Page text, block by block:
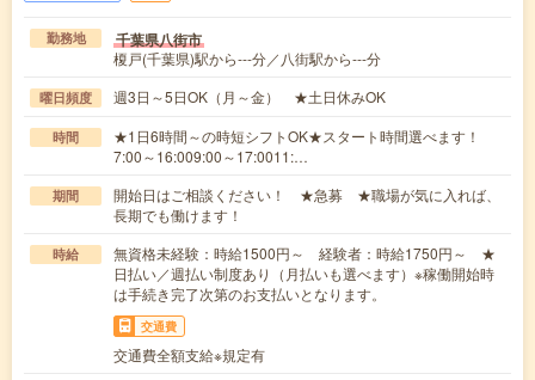
勤務地 千葉県八街市
榎戸(千葉県)駅から---分／八街駅から---分
曜日頻度 週3日～5日OK（月～金） ★土日休みOK
時間
★1日6時間～の時短シフトOK★スタート時間選べます！
7:00～16:009:00～17:0011:…
期間
開始日はご相談ください！ ★急募 ★職場が気に入れば、
長期でも働けます！
時給
無資格未経験：時給1500円～ 経験者：時給1750円～ ★
日払い／週払い制度あり（月払いも選べます）※稼働開始時
は手続き完了次第のお支払いとなります。
交通費
交通費全額支給※規定有